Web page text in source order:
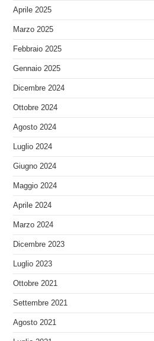
Aprile 2025
Marzo 2025
Febbraio 2025
Gennaio 2025
Dicembre 2024
Ottobre 2024
Agosto 2024
Luglio 2024
Giugno 2024
Maggio 2024
Aprile 2024
Marzo 2024
Dicembre 2023
Luglio 2023
Ottobre 2021
Settembre 2021
Agosto 2021